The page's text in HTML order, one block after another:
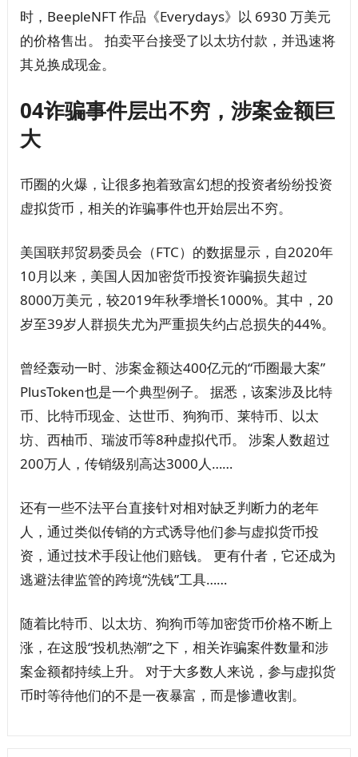
时，BeepleNFT 作品《Everydays》以 6930 万美元
的价格售出。 拍卖平台接受了以太坊付款，并迅速将
其兑换成现金。
04诈骗事件层出不穷，涉案金额巨
大
币圈的火爆，让很多抱着致富幻想的投资者纷纷投资
虚拟货币，相关的诈骗事件也开始层出不穷。
美国联邦贸易委员会（FTC）的数据显示，自2020年
10月以来，美国人因加密货币投资诈骗损失超过
8000万美元，较2019年秋季增长1000%。其中，20
岁至39岁人群损失尤为严重损失约占总损失的44%。
曾经轰动一时、涉案金额达400亿元的“币圈最大案”
PlusToken也是一个典型例子。 据悉，该案涉及比特
币、比特币现金、达世币、狗狗币、莱特币、以太
坊、西柚币、瑞波币等8种虚拟代币。 涉案人数超过
200万人，传销级别高达3000人……
还有一些不法平台直接针对相对缺乏判断力的老年
人，通过类似传销的方式诱导他们参与虚拟货币投
资，通过技术手段让他们赔钱。 更有什者，它还成为
逃避法律监管的跨境“洗钱”工具……
随着比特币、以太坊、狗狗币等加密货币价格不断上
涨，在这股“投机热潮”之下，相关诈骗案件数量和涉
案金额都持续上升。 对于大多数人来说，参与虚拟货
币时等待他们的不是一夜暴富，而是惨遭收割。